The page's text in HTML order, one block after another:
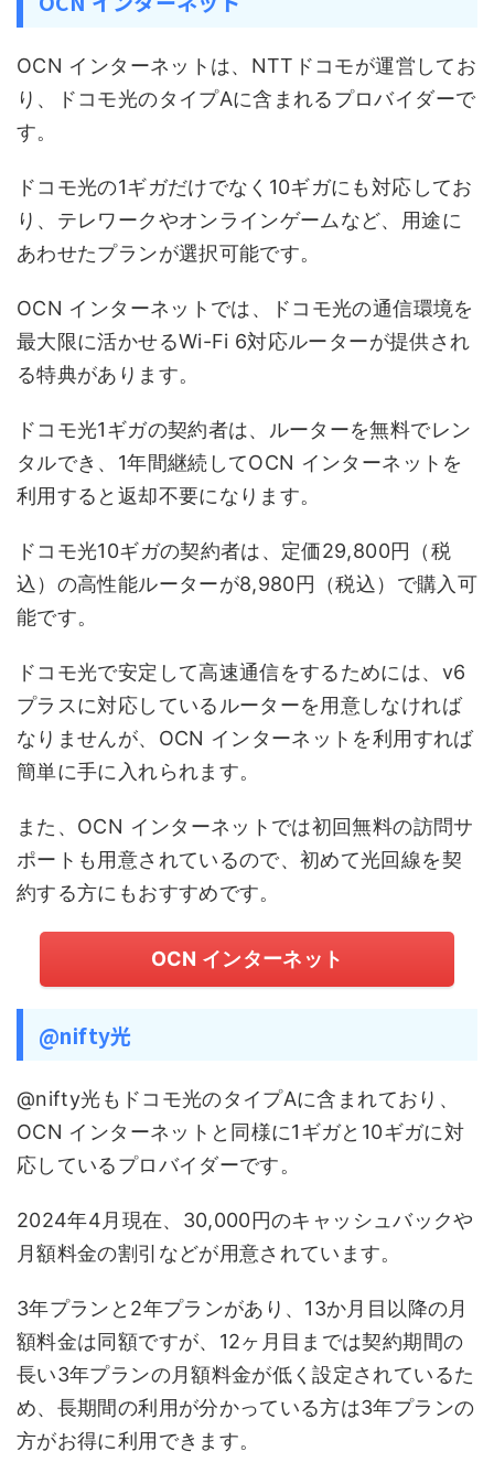
OCN インターネットは、NTTドコモが運営してお
り、ドコモ光のタイプAに含まれるプロバイダーで
す。
ドコモ光の1ギガだけでなく10ギガにも対応してお
り、テレワークやオンラインゲームなど、用途に
あわせたプランが選択可能です。
OCN インターネットでは、ドコモ光の通信環境を
最大限に活かせるWi-Fi 6対応ルーターが提供され
る特典があります。
ドコモ光1ギガの契約者は、ルーターを無料でレン
タルでき、1年間継続してOCN インターネットを
利用すると返却不要になります。
ドコモ光10ギガの契約者は、定価29,800円（税
込）の高性能ルーターが8,980円（税込）で購入可
能です。
ドコモ光で安定して高速通信をするためには、v6
プラスに対応しているルーターを用意しなければ
なりませんが、OCN インターネットを利用すれば
簡単に手に入れられます。
また、OCN インターネットでは初回無料の訪問サ
ポートも用意されているので、初めて光回線を契
約する方にもおすすめです。
OCN インターネット
@nifty光
@nifty光もドコモ光のタイプAに含まれており、
OCN インターネットと同様に1ギガと10ギガに対
応しているプロバイダーです。
2024年4月現在、30,000円のキャッシュバックや
月額料金の割引などが用意されています。
3年プランと2年プランがあり、13か月目以降の月
額料金は同額ですが、12ヶ月目までは契約期間の
長い3年プランの月額料金が低く設定されているた
め、長期間の利用が分かっている方は3年プランの
方がお得に利用できます。